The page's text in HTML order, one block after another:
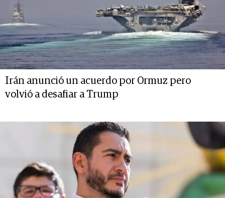
Irán anunció un acuerdo por Ormuz pero
volvió a desafiar a Trump